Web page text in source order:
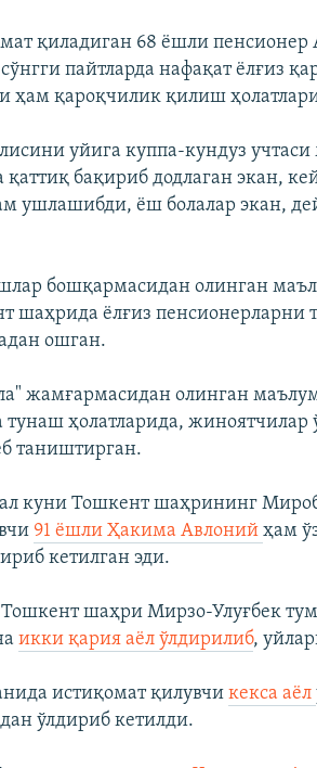
қиладиган 68 ёшли пенсионер
пайтларда нафақат ёлғиз
ҳам қароқчилик қилиш
уйига куппа-кундуз учтаси
бақириб додлаган экан,
ушлашибди, ёш болалар экан,
бошқармасидан олинган
шаҳрида ёлғиз пенсионерларни
ошган.
жамғармасидан олинган
ҳолатларида,
таништирган.
куни Тошкент шаҳрининг
91 ёшли Ҳакима Авлонийҳам
кетилган эди.
шаҳри Мирзо-Улуғбек
икки қария аёл ўлдирилиб,
истиқомат қилувчикекса аëл
ўлдириб кетилди.